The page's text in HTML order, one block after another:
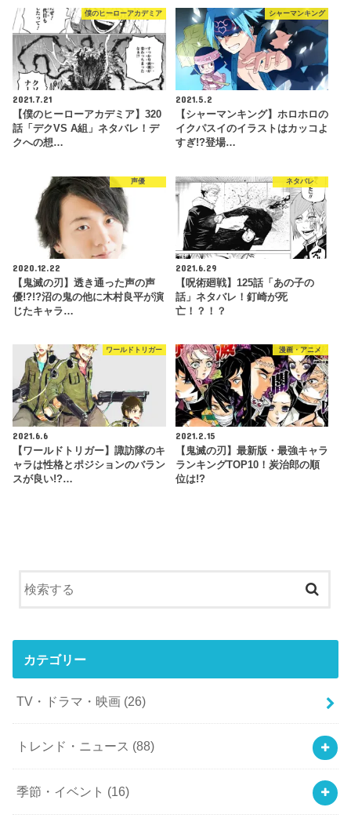
僕のヒーローアカデミア
2021.7.21
【僕のヒーローアカデミア】320
話「デクVS A組」ネタバレ！デ
クへの想…
シャーマンキング
2021.5.2
【シャーマンキング】ホロホロの
イクパスイのイラストはカッコよ
すぎ!?登場…
声優
2020.12.22
【鬼滅の刃】透き通った声の声
優!?!?沼の鬼の他に木村良平が演
じたキャラ…
ネタバレ
2021.6.29
【呪術廻戦】125話「あの子の
話」ネタバレ！釘崎が死
亡！？！？
ワールドトリガー
2021.6.6
【ワールドトリガー】諏訪隊のキ
ャラは性格とポジションのバラン
スが良い!?…
漫画・アニメ
2021.2.15
【鬼滅の刃】最新版・最強キャラ
ランキングTOP10！炭治郎の順
位は!?
カテゴリー
TV・ドラマ・映画 (26)
トレンド・ニュース (88)
季節・イベント (16)